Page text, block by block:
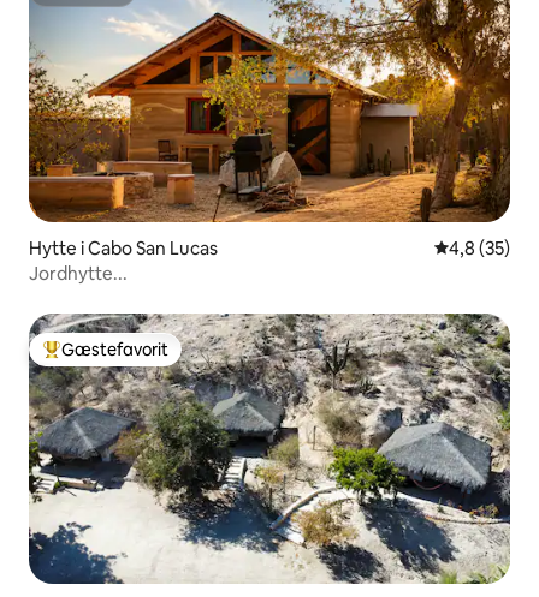
Hytte i Cabo San Lucas 4,8 ud af 5 i
4,8 (35)
Jordhytte...
Bedste gæstefavorit
Gæstefavorit